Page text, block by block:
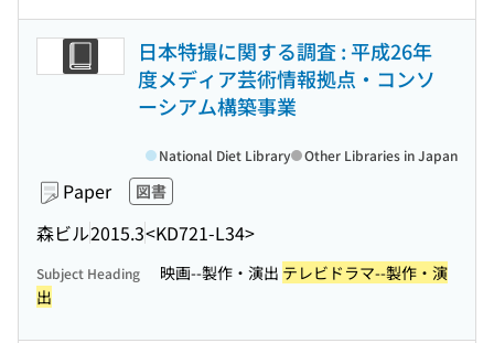
日本特撮に関する調査 : 平成26年
度メディア芸術情報拠点・コンソ
ーシアム構築事業
Paper 図書
森ビル2015.3<KD721-L34>
National Diet Library Other Libraries in Japan
Subject Heading 映画--製作・演出 テレビドラマ--製作・演
出